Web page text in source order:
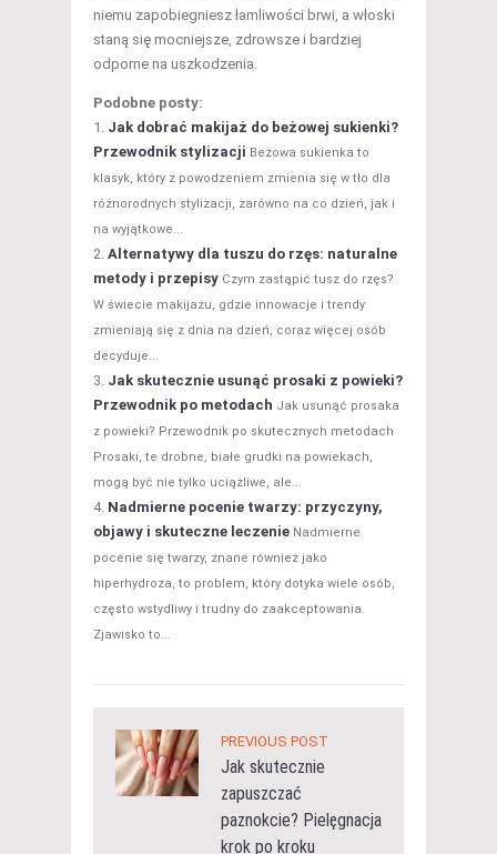
niemu zapobiegniesz łamliwości brwi, a włoski
staną się mocniejsze, zdrowsze i bardziej
odporne na uszkodzenia.
Podobne posty:
Jak dobrać makijaż do beżowej sukienki?
Przewodnik stylizacji Beżowa sukienka to
klasyk, który z powodzeniem zmienia się w tło dla
różnorodnych stylizacji, zarówno na co dzień, jak i
na wyjątkowe...
Alternatywy dla tuszu do rzęs: naturalne
metody i przepisy Czym zastąpić tusz do rzęs?
W świecie makijażu, gdzie innowacje i trendy
zmieniają się z dnia na dzień, coraz więcej osób
decyduje...
Jak skutecznie usunąć prosaki z powieki?
Przewodnik po metodach Jak usunąć prosaka
z powieki? Przewodnik po skutecznych metodach
Prosaki, te drobne, białe grudki na powiekach,
mogą być nie tylko uciążliwe, ale...
Nadmierne pocenie twarzy: przyczyny,
objawy i skuteczne leczenie Nadmierne
pocenie się twarzy, znane również jako
hiperhydroza, to problem, który dotyka wiele osób,
często wstydliwy i trudny do zaakceptowania.
Zjawisko to...
PREVIOUS POST
Jak skutecznie
zapuszczać
paznokcie? Pielęgnacja
krok po kroku